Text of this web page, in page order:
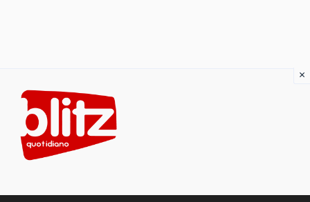
content
×